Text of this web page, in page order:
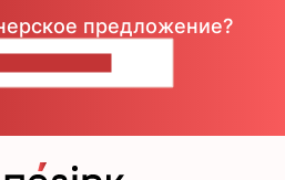
предложение?